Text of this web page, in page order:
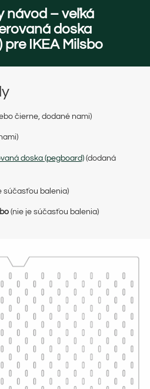
návod – veľká
doska
pre IKEA Milsbo
čierne, dodané nami)
doska (pegboard)(dodaná
súčasťou balenia)
(nie je súčasťou balenia)